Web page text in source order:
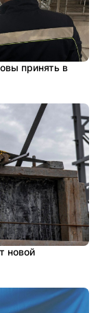
принять в
новой